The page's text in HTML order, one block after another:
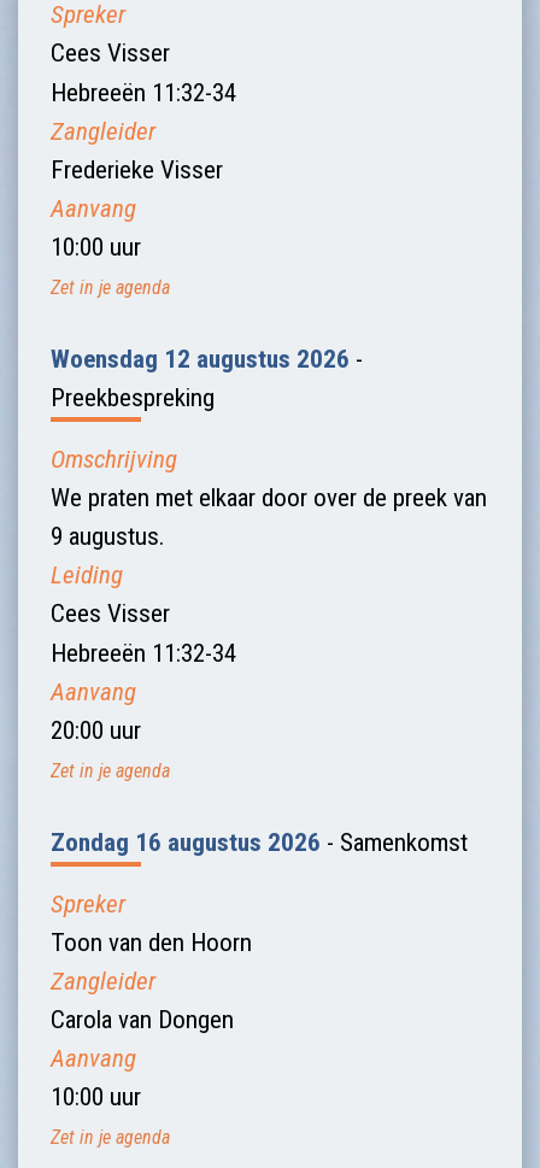
Zet in je agenda
Spreker
Cees Visser
Hebreeën 11:32-34
Zangleider
Frederieke Visser
Aanvang
10:00 uur
Zet in je agenda
Woensdag 12 augustus 2026 -
Preekbespreking
Omschrijving
We praten met elkaar door over de preek van
9 augustus.
Leiding
Cees Visser
Hebreeën 11:32-34
Aanvang
20:00 uur
Zet in je agenda
Zondag 16 augustus 2026 - Samenkomst
Spreker
Toon van den Hoorn
Zangleider
Carola van Dongen
Aanvang
10:00 uur